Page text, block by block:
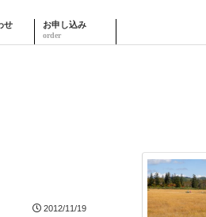
せ お申し込み
2012/11/19